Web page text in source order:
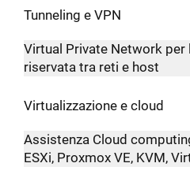
Tunneling e VPN
Virtual Private Network per
riservata tra reti e host
Virtualizzazione e cloud
Assistenza Cloud
ESXi, Proxmox VE, KVM,